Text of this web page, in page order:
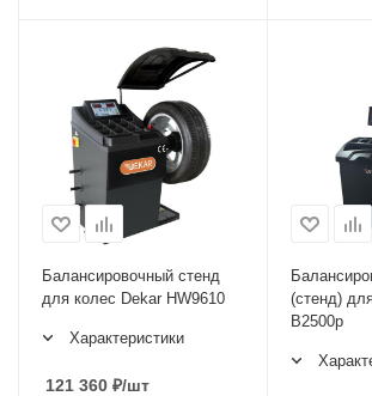
Балансировочный стенд
для колес Dekar HW9610
Характеристики
121 360 ₽/шт
(стенд)
B2500p